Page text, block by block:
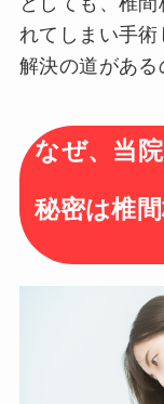
れてしまい手
解決の道がある
なぜ、当
秘密は椎